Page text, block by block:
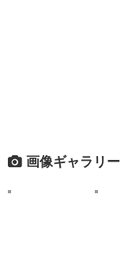
画像ギャラリー